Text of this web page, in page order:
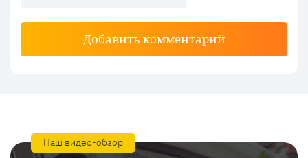
Добавить комментарий
Наш видео-обзор